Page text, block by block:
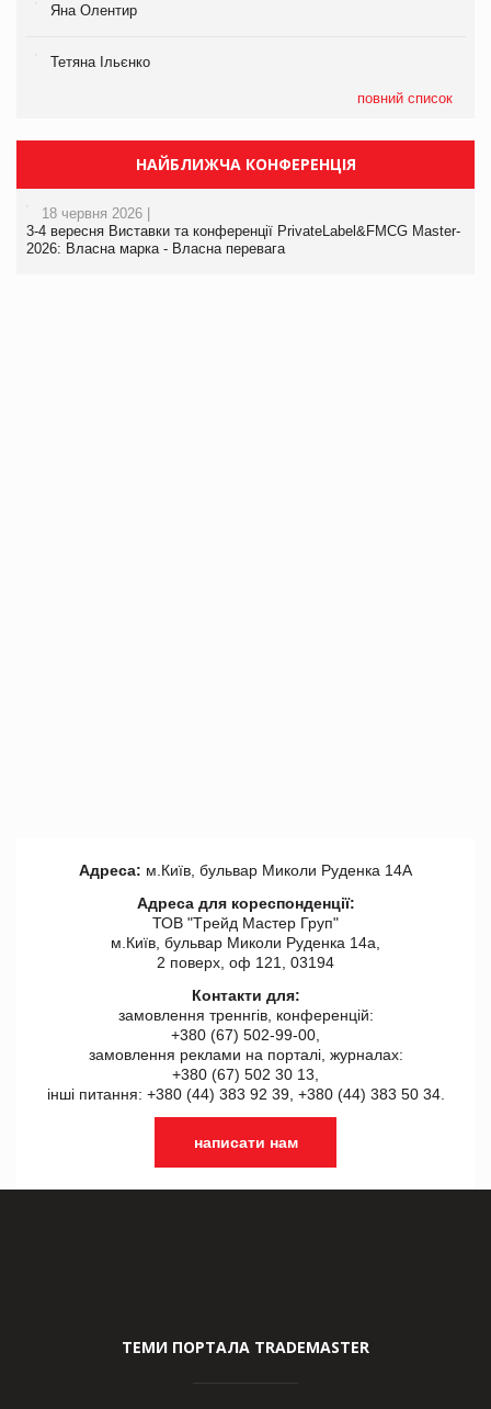
Яна Олентир
Тетяна Ільєнко
повний список
НАЙБЛИЖЧА КОНФЕРЕНЦІЯ
18 червня 2026 |
3-4 вересня Виставки та конференції PrivateLabel&FMCG Master-
2026: Власна марка - Власна перевага
Адреса: м.Київ, бульвар Миколи Руденка 14А
Адреса для кореспонденції:
ТОВ "Tрейд Мастер Груп"
м.Київ, бульвар Миколи Руденка 14а,
2 поверх, оф 121, 03194
Контакти для:
замовлення треннгів, конференцій:
+380 (67) 502-99-00,
замовлення реклами на порталі, журналах:
+380 (67) 502 30 13,
інші питання: +380 (44) 383 92 39, +380 (44) 383 50 34.
написати нам
ТЕМИ ПОРТАЛА TRADEMASTER